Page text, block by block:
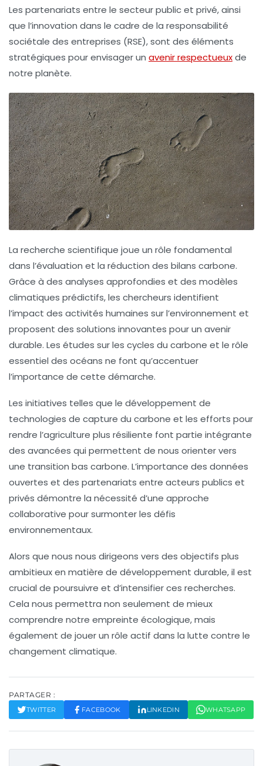
Les partenariats entre le secteur public et privé, ainsi
que l’innovation dans le cadre de la responsabilité
sociétale des entreprises (RSE), sont des éléments
stratégiques pour envisager un avenir respectueuxde
notre planète.
La recherche scientifique joue un rôle fondamental
dans l’évaluation et la réduction des bilans carbone.
Grâce à des analyses approfondies et des modèles
climatiques prédictifs, les chercheurs identifient
l’impact des activités humaines sur l’environnement et
proposent des solutions innovantes pour un avenir
durable. Les études sur les cycles du carbone et le rôle
essentiel des océans ne font qu’accentuer
l’importance de cette démarche.
Les initiatives telles que le développement de
technologies de capture du carbone et les efforts pour
rendre l’agriculture plus résiliente font partie intégrante
des avancées qui permettent de nous orienter vers
une transition bas carbone. L’importance des données
ouvertes et des partenariats entre acteurs publics et
privés démontre la nécessité d’une approche
collaborative pour surmonter les défis
environnementaux.
Alors que nous nous dirigeons vers des objectifs plus
ambitieux en matière de développement durable, il est
crucial de poursuivre et d’intensifier ces recherches.
Cela nous permettra non seulement de mieux
comprendre notre empreinte écologique, mais
également de jouer un rôle actif dans la lutte contre le
changement climatique.
PARTAGER :
TWITTER FACEBOOK LINKEDIN WHATSAPP